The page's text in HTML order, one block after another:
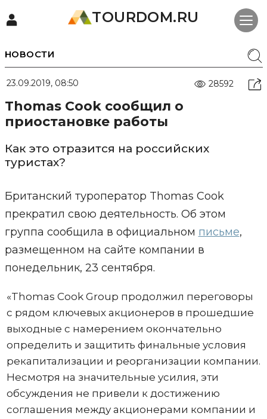
TOURDOM.RU
НОВОСТИ
23.09.2019, 08:50 28592
Thomas Cook сообщил о
приостановке работы
Как это отразится на российских
туристах?
Британский туроператор Thomas Cook
прекратил свою деятельность. Об этом
группа сообщила в официальном письме,
размещенном на сайте компании в
понедельник, 23 сентября.
«Thomas Cook Group продолжил переговоры
с рядом ключевых акционеров в прошедшие
выходные с намерением окончательно
определить и защитить финальные условия
рекапитализации и реорганизации компании.
Несмотря на значительные усилия, эти
обсуждения не привели к достижению
соглашения между акционерами компании и